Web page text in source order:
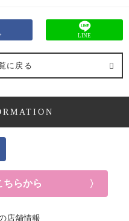
LINE
に戻る
ちらから
店舗情報